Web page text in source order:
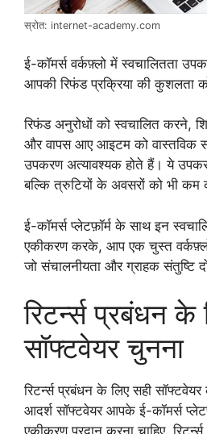
स्रोत: internet-academy.com
ई-कॉमर्स वर्कफ़्लो में स्वचालितता
आपकी रिफंड प्रक्रिया की कुशलता
रिफंड अनुरोधों को स्वचालित करने,
और वापस आए आइटम को वास्तविक
उपकरण अत्यावश्यक होते हैं। ये
बल्कि त्रुटियों के अवसरों को भी कम
ई-कॉमर्स प्लेटफ़ॉर्म के साथ इन
एकीकरण करके, आप एक चुस्त
जो संचालनीयता और ग्राहक संतुष्टि
रिटर्न्स प्रबंधन के
सॉफ्टवेयर चुनना
रिटर्न्स प्रबंधन के लिए सही
आदर्श सॉफ्टवेयर आपके ई-कॉमर्स